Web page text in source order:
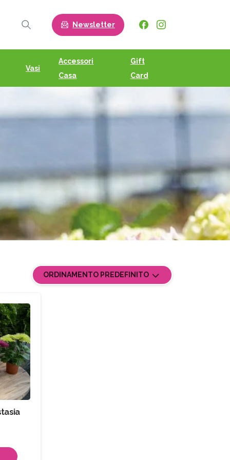
Search
Newsletter
Vasi
Accessori
Casa
Gift
Card
ORDINAMENTO PREDEFINITO